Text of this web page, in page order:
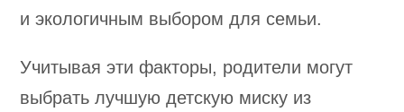
и экологичным выбором для семьи.
Учитывая эти факторы, родители могут
выбрать лучшую детскую миску из